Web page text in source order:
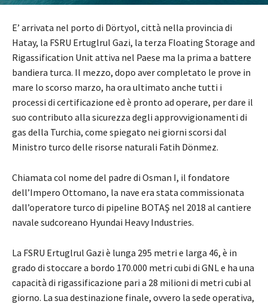
E’ arrivata nel porto di Dörtyol, città nella provincia di
Hatay, la FSRU Ertuglrul Gazi, la terza Floating Storage and
Rigassification Unit attiva nel Paese ma la prima a battere
bandiera turca. Il mezzo, dopo aver completato le prove in
mare lo scorso marzo, ha ora ultimato anche tutti i
processi di certificazione ed è pronto ad operare, per dare il
suo contributo alla sicurezza degli approvvigionamenti di
gas della Turchia, come spiegato nei giorni scorsi dal
Ministro turco delle risorse naturali Fatih Dönmez.
Chiamata col nome del padre di Osman I, il fondatore
dell’Impero Ottomano, la nave era stata commissionata
dall’operatore turco di pipeline BOTAŞ nel 2018 al cantiere
navale sudcoreano Hyundai Heavy Industries.
La FSRU Ertuglrul Gazi è lunga 295 metri e larga 46, è in
grado di stoccare a bordo 170.000 metri cubi di GNL e ha una
capacità di rigassificazione pari a 28 milioni di metri cubi al
giorno. La sua destinazione finale, ovvero la sede operativa,